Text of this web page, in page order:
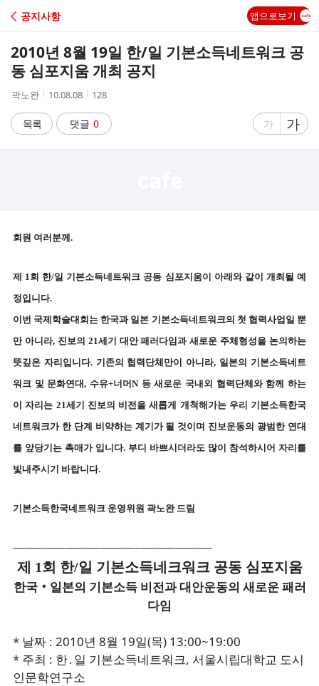
C
A
공지사항 앱으로보기
2010년 8월 19일 한/일 기본소득네트워크 공
동 심포지움 개최 공지
작
자
곽노완
작
시
간
10.08.08
조
수
128
목록 댓글 0
글
가
글
자
가
회원 여러분께.
제 1회 한/일 기본소득네트워크 공동 심포지움이 아래와 같이 개최될 예
정입니다.
이번 국제학술대회는 한국과 일본 기본소득네트워크의 첫 협력사업일 뿐
만 아니라, 진보의 21세기 대안 패러다임과 새로운 주체형성을 논의하는
뜻깊은 자리입니다. 기존의 협력단체만이 아니라, 일본의 기본소득네트
워크 및 문화연대, 수유+너머N 등 새로운 국내외 협력단체와 함께 하는
이 자리는 21세기 진보의 비전을 새롭게 개척해가는 우리 기본소득한국
네트워크가 한 단계 비약하는 계기가 될 것이며 진보운동의 광범한 연대
를 앞당기는 촉매가 입니다. 부디 바쁘시더라도 많이 참석하시어 자리를
빛내주시기 바랍니다.
기본소득한국네트워크 운영위원 곽노완 드림
----------------------------------------------------------------------
제 1회 한/일 기본소득네크워크 공동 심포지움
한국‧일본의 기본소득 비전과 대안운동의 새로운 패러
다임
* 날짜 : 2010년 8월 19일(목) 13:00~19:00
* 주최 : 한․일 기본소득네트워크, 서울시립대학교 도시
인문학연구소